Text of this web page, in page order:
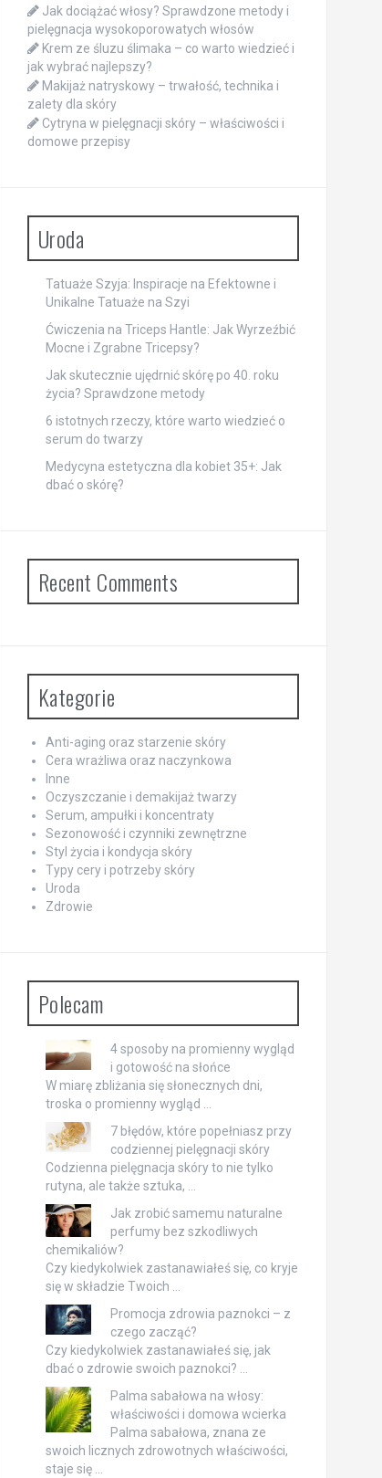
Jak dociążać włosy? Sprawdzone metody i
pielęgnacja wysokoporowatych włosów
Krem ze śluzu ślimaka – co warto wiedzieć i
jak wybrać najlepszy?
Makijaż natryskowy – trwałość, technika i
zalety dla skóry
Cytryna w pielęgnacji skóry – właściwości i
domowe przepisy
Uroda
Tatuaże Szyja: Inspiracje na Efektowne i
Unikalne Tatuaże na Szyi
Ćwiczenia na Triceps Hantle: Jak Wyrzeźbić
Mocne i Zgrabne Tricepsy?
Jak skutecznie ujędrnić skórę po 40. roku
życia? Sprawdzone metody
6 istotnych rzeczy, które warto wiedzieć o
serum do twarzy
Medycyna estetyczna dla kobiet 35+: Jak
dbać o skórę?
Recent Comments
Kategorie
Anti-aging oraz starzenie skóry
Cera wrażliwa oraz naczynkowa
Inne
Oczyszczanie i demakijaż twarzy
Serum, ampułki i koncentraty
Sezonowość i czynniki zewnętrzne
Styl życia i kondycja skóry
Typy cery i potrzeby skóry
Uroda
Zdrowie
Polecam
4 sposoby na promienny wygląd
i gotowość na słońce
W miarę zbliżania się słonecznych dni,
troska o promienny wygląd …
7 błędów, które popełniasz przy
codziennej pielęgnacji skóry
Codzienna pielęgnacja skóry to nie tylko
rutyna, ale także sztuka, …
Jak zrobić samemu naturalne
perfumy bez szkodliwych
chemikaliów?
Czy kiedykolwiek zastanawiałeś się, co kryje
się w składzie Twoich …
Promocja zdrowia paznokci – z
czego zacząć?
Czy kiedykolwiek zastanawiałeś się, jak
dbać o zdrowie swoich paznokci? …
Palma sabałowa na włosy:
właściwości i domowa wcierka
Palma sabałowa, znana ze
swoich licznych zdrowotnych właściwości,
staje się …